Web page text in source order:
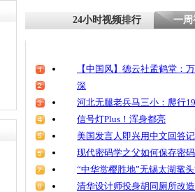
24小时视频排行 一周
【中国风】德云社孟鹤堂：
深
河北无腿老兵马三小：爬行
信号灯Plus！浑身都亮
美国发言人即兴用中文回答
现代密码学之父如何保存密
“中华赏樱胜地”无锡太湖鼋
清华设计师投身胡同厕所改